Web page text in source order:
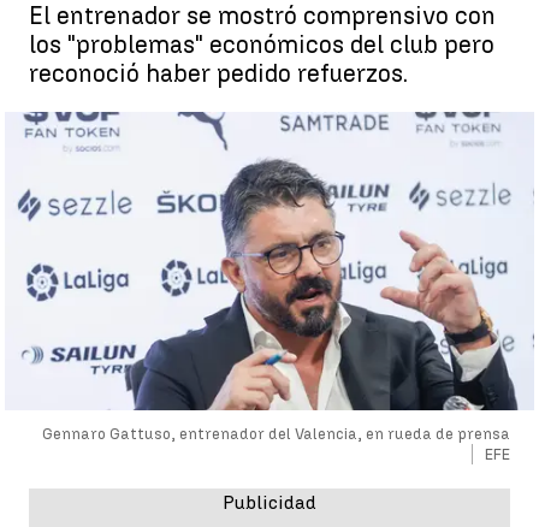
El entrenador se mostró comprensivo con
los "problemas" económicos del club pero
reconoció haber pedido refuerzos.
Gennaro Gattuso, entrenador del Valencia, en rueda de prensa
EFE